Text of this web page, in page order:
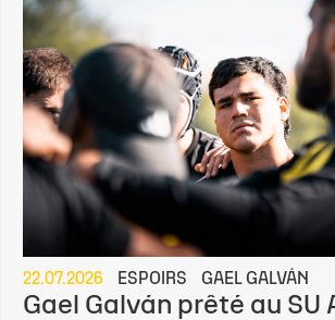
22.07.2026 ESPOIRS GAEL GALVÁN
Gael Galván prêté au SU